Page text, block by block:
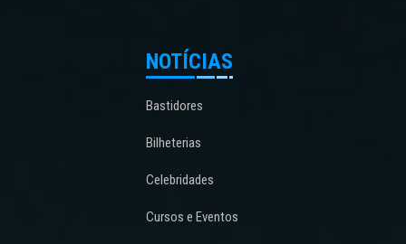
NOTÍCIAS
Bastidores
Bilheterias
Celebridades
Cursos e Eventos